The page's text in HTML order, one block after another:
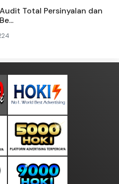
Total Persinyalan dan